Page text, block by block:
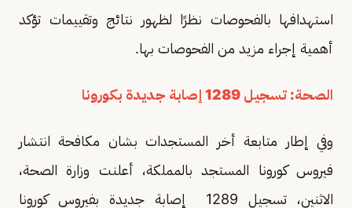
استهدافها بالفحوصات نظرًا لظهور نتائج وتقييمات تؤكد
أهمية إجراء مزيد من الفحوصات بها.
الصحة: تسجيل 1289 إصابة جديدة بكورونا
وفي إطار متابعة أخر المستجدات بشان مكافحة انتشار
فيروس كورونا المستجد بالمملكة، أعلنت وزارة الصحة،
الاثنين، تسجيل 1289 إصابة جديدة بفيروس كورونا